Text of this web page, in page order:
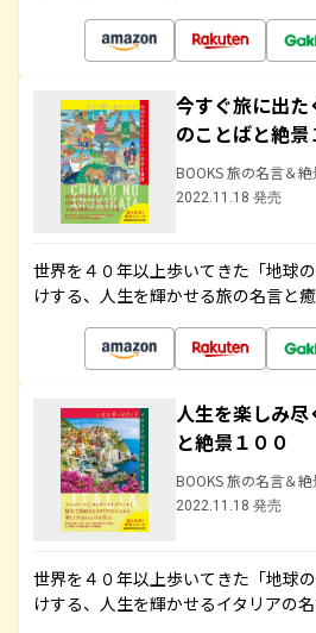
今すぐ旅に出
のことばと絶景
BOOKS 旅の名言＆絶
2022.11.18 発売
世界を４０年以上歩いてきた「地球
けする、人生を輝かせる旅の名言と
人生を楽しみ
と絶景１００
BOOKS 旅の名言＆絶
2022.11.18 発売
世界を４０年以上歩いてきた「地球
けする、人生を輝かせるイタリアの